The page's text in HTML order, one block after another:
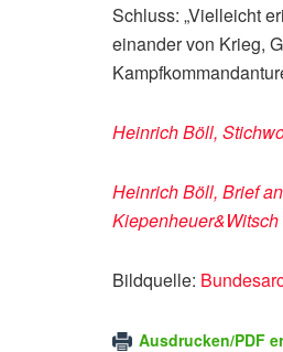
Schluss: „Vielleicht
einander von Krieg,
Heinrich Böll,
Heinrich Böll, Brief
Kiepenheuer&Witsch
Bildquelle:
Ausdrucken/PDF